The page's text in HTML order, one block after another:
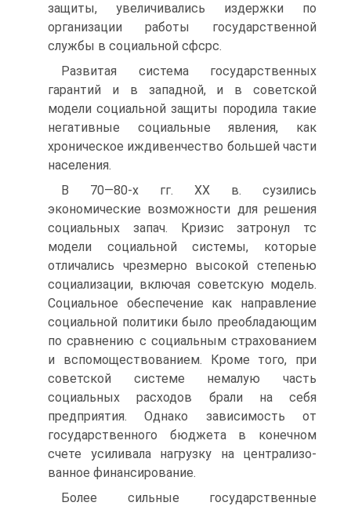
защиты, увеличивались издержки по
организации работы государственной
службы в социальной сфсрс.
Развитая система государственных
гарантий и в западной, и в советской
модели социальной защиты породила такие
негативные социальные явления, как
хроническое иждивенчество большей части
населения.
В 70—80-х гг. XX в. сузились
экономические возможности для решения
социальных запач. Кризис затронул тс
модели социальной системы, которые
отличались чрезмерно высокой степенью
социа­лизации, включая советскую модель.
Социальное обеспечение как направление
социальной политики было преобладающим
по срав­нению с социальным страхованием
и вспомоществованием. Кроме того, при
советской системе немалую часть
социальных расходов брали на себя
предприятия. Однако зависимость от
государственно­го бюджета в конечном
счете усиливала нагрузку на централизо­
ванное финансирование.
Более сильные государственные